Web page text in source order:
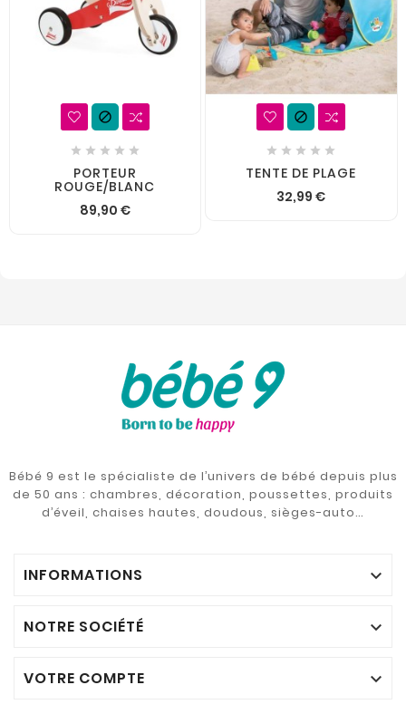

    
PORTEUR
ROUGE/BLANC
89,90 €

    
TENTE DE PLAGE
32,99 €
Bébé 9 est le spécialiste de l’univers de bébé depuis plus
de 50 ans : chambres, décoration, poussettes, produits
d’éveil, chaises hautes, doudous, sièges-auto…
INFORMATIONS 
NOTRE SOCIÉTÉ 
VOTRE COMPTE 